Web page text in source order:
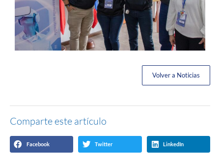
Volver a Noticias
Comparte este artículo
Facebook Twitter LinkedIn